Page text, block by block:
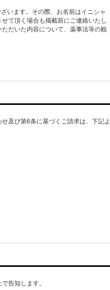
います。その際、お名前はイニシャ
て頂く場合も掲載前にご連絡いたし
だいた内容について、薬事法等の観
及び第6条に基づくご請求は、下記よ
告知します。